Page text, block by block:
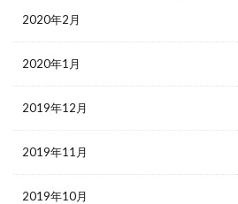
2020年2月
2020年1月
2019年12月
2019年11月
2019年10月